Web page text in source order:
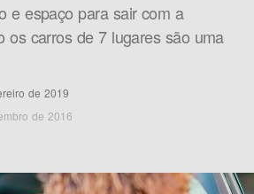
seu consórcio
e espaço para sair com a
os carros de 7 lugares são uma
de 2019
de 2016